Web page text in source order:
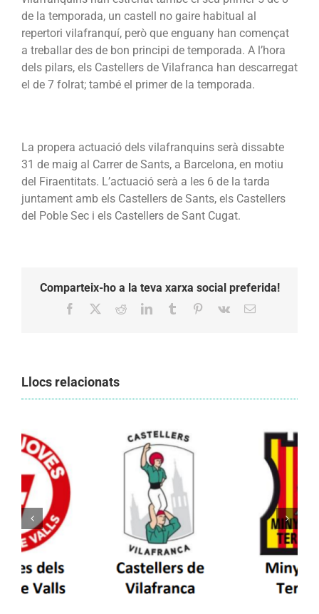
de la temporada, un castell no gaire habitual al
repertori vilafranquí, però que enguany han començat
a treballar des de bon principi de temporada. A l’hora
dels pilars, els Castellers de Vilafranca han descarregat
el de 7 folrat; també el primer de la temporada.
La propera actuació dels vilafranquins serà dissabte
31 de maig al Carrer de Sants, a Barcelona, en motiu
del Firaentitats. L’actuació serà a les 6 de la tarda
juntament amb els Castellers de Sants, els Castellers
del Poble Sec i els Castellers de Sant Cugat.
Comparteix-ho a la teva xarxa social preferida!
Facebook RedditLinkedInTumblr Pinterest
Vk Email:
Llocs relacionats
Els Castellers de Vilafranca unieixen tradició i
patrimoni en un viatge de colla a la Vall
d’Aran i a la Vall de Boí